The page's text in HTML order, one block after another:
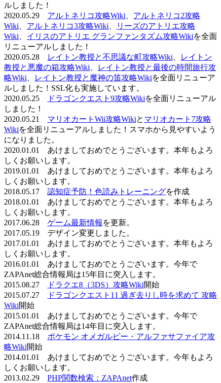
ルしました！
2020.05.29 アルトネリコ攻略Wiki
アルトネリコ2攻略
Wiki
アルトネリコ3攻略Wiki
リーズのアトリエ攻略
Wiki
イリスのアトリエ グランファンタズム攻略Wikiを全面
リニューアルしました！
2020.05.28
レイトン教授と不思議な町攻略Wiki
レイトン
教授と悪魔の箱攻略Wiki
レイトン教授と最後の時間旅行攻
略Wiki
レイトン教授と魔神の笛攻略Wikiを全面リニューア
ルしました！SSL化も実施しています。
2020.05.25
ドラゴンクエスト9攻略Wikiを全面リニューアル
しました！
2020.05.21 マリオカートWii攻略Wikiと マリオカート7攻略
Wikiを全面リニューアルしました！スマホから見やすいよう
になりました。
2020.01.01 あけましておめでとうございます。本年もよろ
しくお願いします。
2019.01.01 あけましておめでとうございます。本年もよろ
しくお願いします。
2018.05.17 認知症予防！色読みトレーニングを作成
2018.01.01 あけましておめでとうございます。本年もよろ
しくお願いします。
2017.06.28 ゲーム最新情報 を更新。
2017.05.19 デザイン変更しました。
2017.01.01 あけましておめでとうございます。本年もよろ
しくお願いします。
2016.01.01 あけましておめでとうございます。今年で
ZAPAnet総合情報局は15年目に突入します。
2015.08.27
ドラクエ8（3DS）攻略Wiki開始
2015.07.27
ドラゴンクエスト11 過ぎ去りし時を求めて 攻略
Wiki開始
2015.01.01 あけましておめでとうございます。今年で
ZAPAnet総合情報局は14年目に突入します。
2014.11.18 ポケモン オメガルビー・アルファサファイア攻
略Wiki開始
2014.01.01 あけましておめでとうございます。今年もよろ
しくお願いします。
2013.02.29 PHP関数検索：ZAPAnet作成